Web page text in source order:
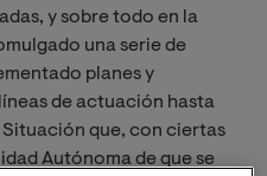
y sobre todo en la
una serie de
planes y
de actuación hasta
Situación que, con ciertas
Autónoma de que se